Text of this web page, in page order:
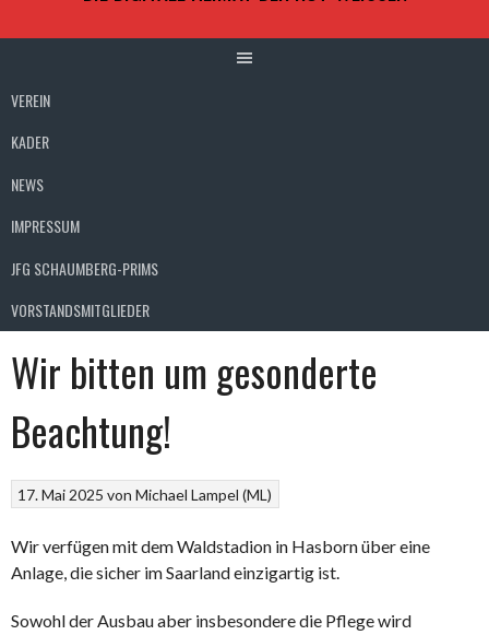
VEREIN
KADER
NEWS
IMPRESSUM
JFG SCHAUMBERG-PRIMS
VORSTANDSMITGLIEDER
Wir bitten um gesonderte
Beachtung!
17. Mai 2025 vonMichael Lampel (ML)
Wir verfügen mit dem Waldstadion in Hasborn über eine
Anlage, die sicher im Saarland einzigartig ist.
Sowohl der Ausbau aber insbesondere die Pflege wird